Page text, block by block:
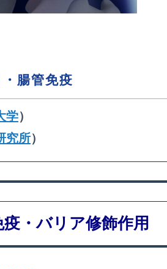
腸管免疫
学）
究所）
・バリア修飾作用